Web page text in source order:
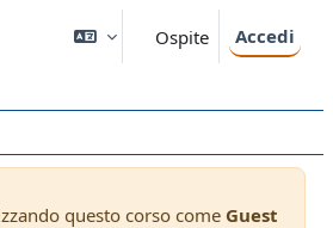
Ospite Accedi
questo corso come Guest